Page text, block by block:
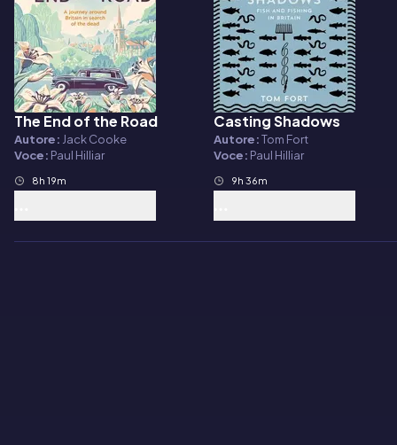
Audiolibro
The End of the Road
Autore: Jack Cooke
Voce: Paul Hilliar
8h 19m
Audiolibro
Casting Shadows
Autore:Tom Fort
Voce: Paul Hilliar
9h 36m